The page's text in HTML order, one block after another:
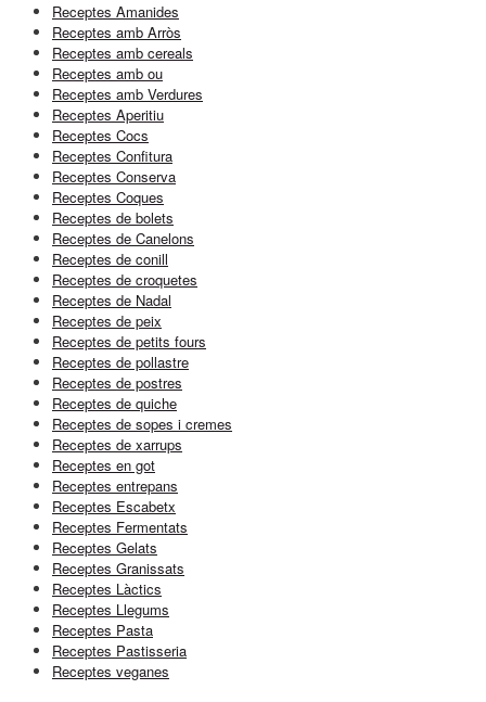
Receptes Amanides
Receptes amb Arròs
Receptes amb cereals
Receptes amb ou
Receptes amb Verdures
Receptes Aperitiu
Receptes Cocs
Receptes Confitura
Receptes Conserva
Receptes Coques
Receptes de bolets
Receptes de Canelons
Receptes de conill
Receptes de croquetes
Receptes de Nadal
Receptes de peix
Receptes de petits fours
Receptes de pollastre
Receptes de postres
Receptes de quiche
Receptes de sopes i cremes
Receptes de xarrups
Receptes en got
Receptes entrepans
Receptes Escabetx
Receptes Fermentats
Receptes Gelats
Receptes Granissats
Receptes Làctics
Receptes Llegums
Receptes Pasta
Receptes Pastisseria
Receptes veganes